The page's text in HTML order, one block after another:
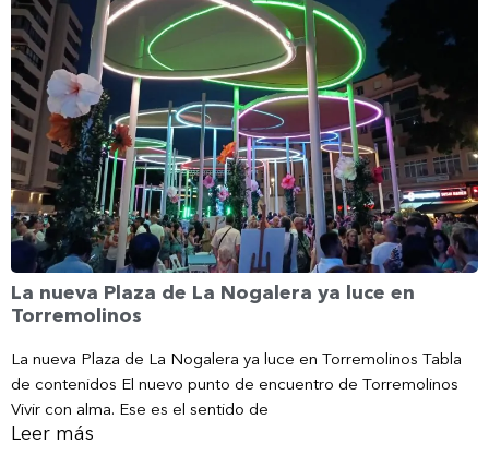
La nueva Plaza de La Nogalera ya luce en
Torremolinos
La nueva Plaza de La Nogalera ya luce en Torremolinos Tabla
de contenidos El nuevo punto de encuentro de Torremolinos
Vivir con alma. Ese es el sentido de
Leer más